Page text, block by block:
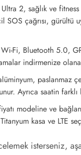
2, sağlık ve
SOS çağrısı,
Fi, Bluetooth 5.0,
indirmenize
paslanmaz
Ayrıca saatin
modeline ve
kasa ve LTE
isterseniz,